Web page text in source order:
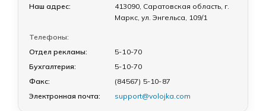
Наш адрес:
413090, Саратовская область, г.
Маркс, ул. Энгельса, 109/1
Телефоны:
Отдел рекламы:
5-10-70
Бухгалтерия:
5-10-70
Факс:
(84567) 5-10-87
Электронная почта:
support@volojka.com